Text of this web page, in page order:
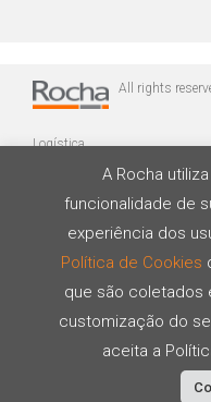
All rights
Logística
Developed by
A Rocha
funcionalidade de
experiência dos
Política de Cookies
que são coletados
customização do
aceita a